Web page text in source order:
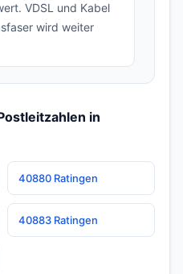
VDSL und Kabel
wird weiter
in
40880 Ratingen
40883 Ratingen